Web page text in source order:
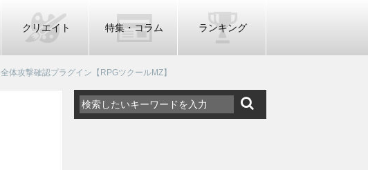
クリエイト 特集・コラム ランキング
全体攻撃確認プラグイン【RPGツクールMZ】